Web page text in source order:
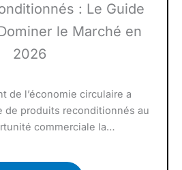
: Le Guide
le Marché en
2026
de l’économie circulaire a
de produits reconditionnés au
commerciale la…